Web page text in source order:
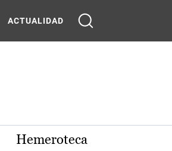
ACTUALIDAD
Hemeroteca